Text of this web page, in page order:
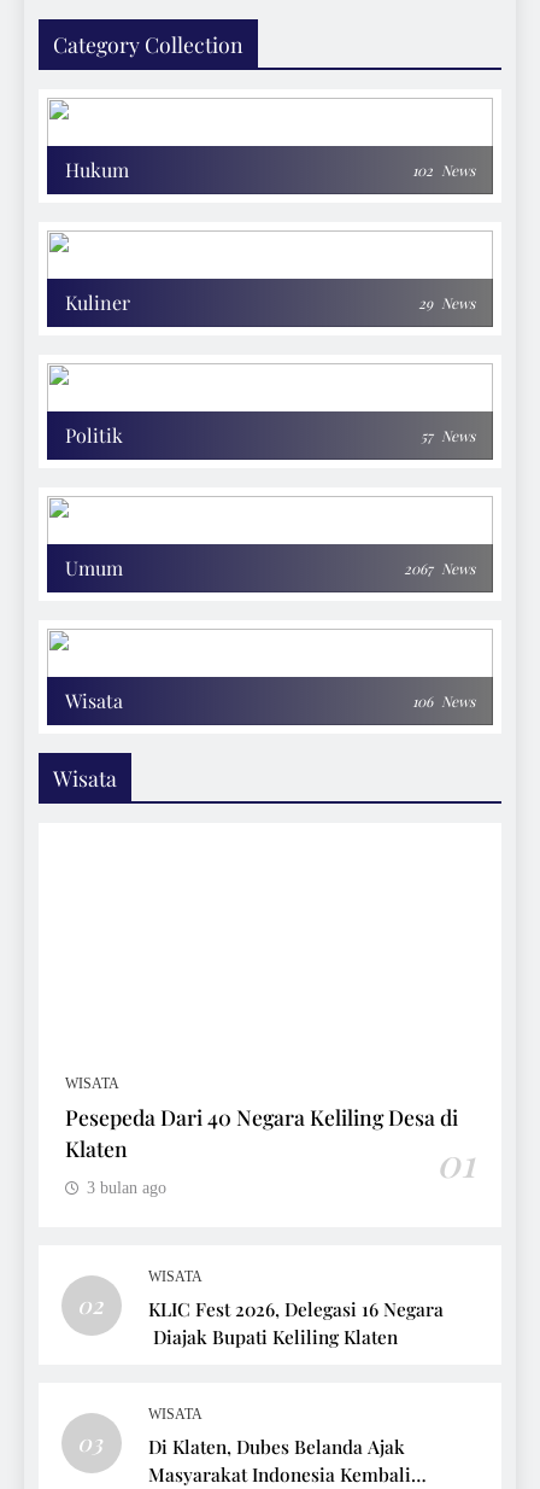
Category Collection
Hukum 102 News
Kuliner 29 News
Politik 57 News
Umum 2067 News
Wisata 106 News
Wisata
WISATA
Pesepeda Dari 40 Negara Keliling Desa di
Klaten
01
3 bulan ago
02
WISATA
KLIC Fest 2026, Delegasi 16 Negara
Diajak Bupati Keliling Klaten
03
WISATA
Di Klaten, Dubes Belanda Ajak
Masyarakat Indonesia Kembali